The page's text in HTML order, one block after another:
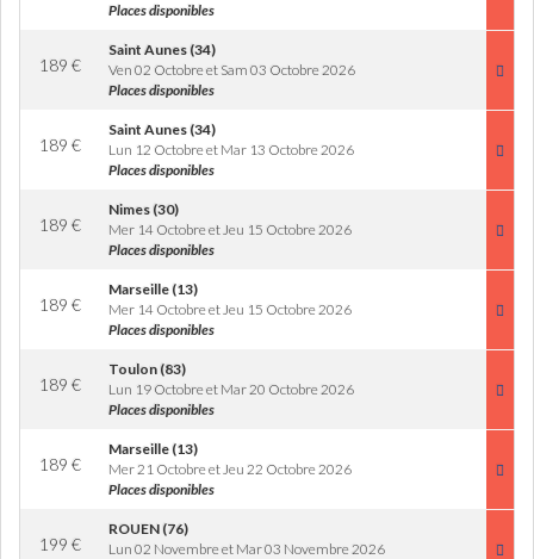
Places disponibles
189 €
Saint Aunes (34)
Ven 02 Octobre et Sam 03 Octobre 2026
Places disponibles
189 €
Saint Aunes (34)
Lun 12 Octobre et Mar 13 Octobre 2026
Places disponibles
189 €
Nimes (30)
Mer 14 Octobre et Jeu 15 Octobre 2026
Places disponibles
189 €
Marseille (13)
Mer 14 Octobre et Jeu 15 Octobre 2026
Places disponibles
189 €
Toulon (83)
Lun 19 Octobre et Mar 20 Octobre 2026
Places disponibles
189 €
Marseille (13)
Mer 21 Octobre et Jeu 22 Octobre 2026
Places disponibles
199 €
ROUEN (76)
Lun 02 Novembre et Mar 03 Novembre 2026